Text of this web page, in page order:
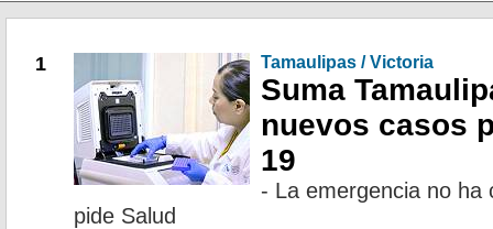
1 Tamaulipas / Victoria
Suma
nuevos casos
19
- La emergencia no ha
pide Salud